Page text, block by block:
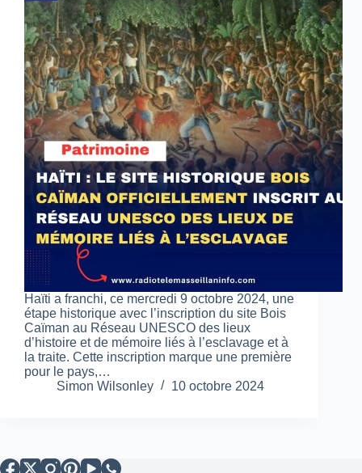
Haïti a franchi, ce mercredi 9 octobre 2024, une
étape historique avec l’inscription du site Bois
Caïman au Réseau UNESCO des lieux
d’histoire et de mémoire liés à l’esclavage et à
la traite. Cette inscription marque une première
pour le pays,…
Simon Wilsonley
10 octobre 2024